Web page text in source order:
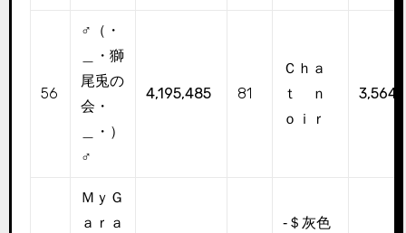
56
♂（・
＿・獅
尾兎の
会・
＿・）
♂
4,195,485 81
Ｃｈａ
ｔ ｎ
ｏｉｒ
ＭｙＧ
ａｒａ
‐＄灰色